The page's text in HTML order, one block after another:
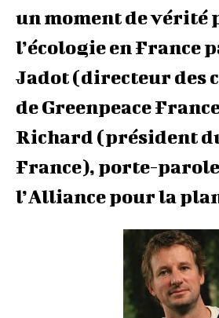
un moment de vérité
l’écologie en France
Jadot (directeur des
de Greenpeace
Richard (président
France), porte-
l’Alliance pour la